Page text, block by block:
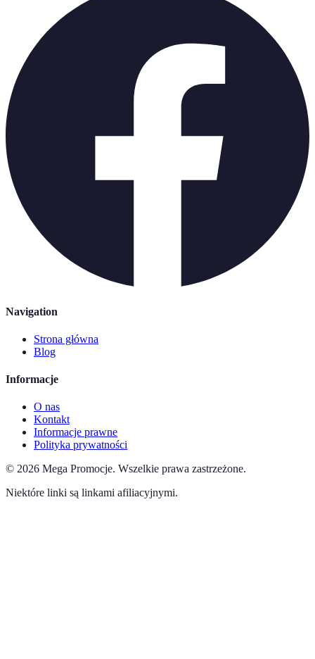
Navigation
Strona główna
Blog
Informacje
O nas
Kontakt
Informacje prawne
Polityka prywatności
© 2026 Mega Promocje. Wszelkie prawa zastrzeżone.
Niektóre linki są linkami afiliacyjnymi.